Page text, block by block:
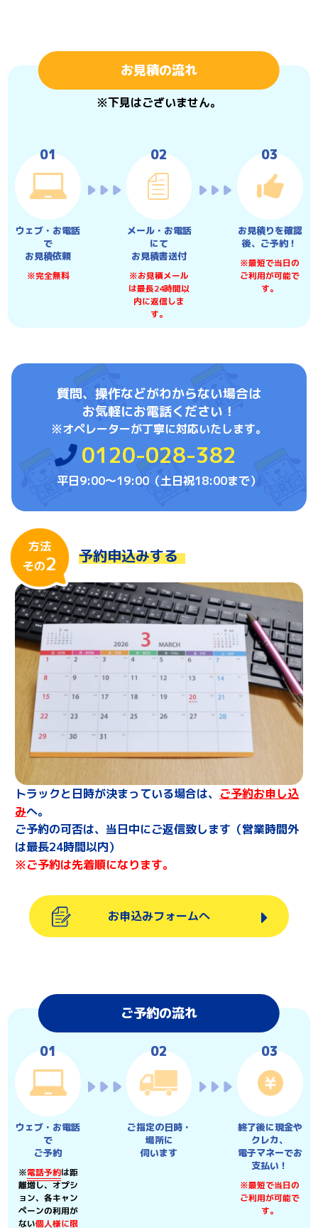
お見積の流れ
※下見はございません。
ウェブ・お電話
で
お見積依頼
※完全無料
メール・お電話
にて
お見積書送付
※お見積メール
は最長24時間以
内に返信しま
す。
お見積りを確認
後、ご予約！
※最短で当日の
ご利用が可能で
す。
質問、操作などがわからない場合は
お気軽にお電話ください！
※オペレーターが丁寧に対応いたします。
0120-028-382
平日9:00〜19:00（土日祝18:00まで）
方法
その2 予約申込みする
トラックと日時が決まっている場合は、 ご予約お申し込
みへ。
ご予約の可否は、当日中にご返信致します（営業時間外
は最長24時間以内）
※ご予約は先着順になります。
お申込みフォームへ
ご予約の流れ
ウェブ・お電話
で
ご予約
※電話予約は距
離増し、オプシ
ョン、各キャン
ペーンの利用が
ない個人様に限
ご指定の日時・
場所に
伺います
終了後に現金や
クレカ、
電子マネーでお
支払い！
※最短で当日の
ご利用が可能で
す。